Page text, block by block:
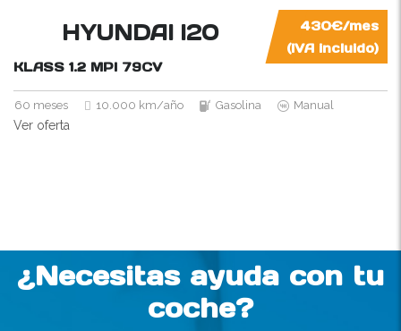
430€/mes
(IVA incluido)
HYUNDAI I20
KLASS 1.2 MPI 79CV
60 meses 10.000 km/año Gasolina Manual
Ver oferta
¿Necesitas ayuda con tu
coche?